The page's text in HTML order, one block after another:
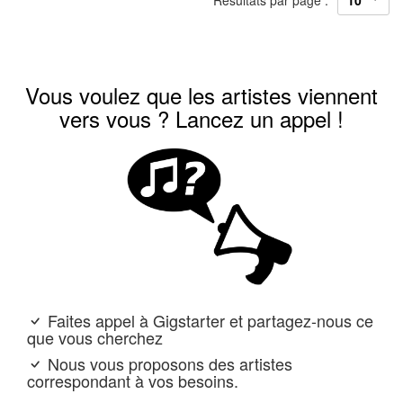
Vous voulez que les artistes viennent
vers vous ? Lancez un appel !
Faites appel à Gigstarter et partagez-nous ce
que vous cherchez
Nous vous proposons des artistes
correspondant à vos besoins.